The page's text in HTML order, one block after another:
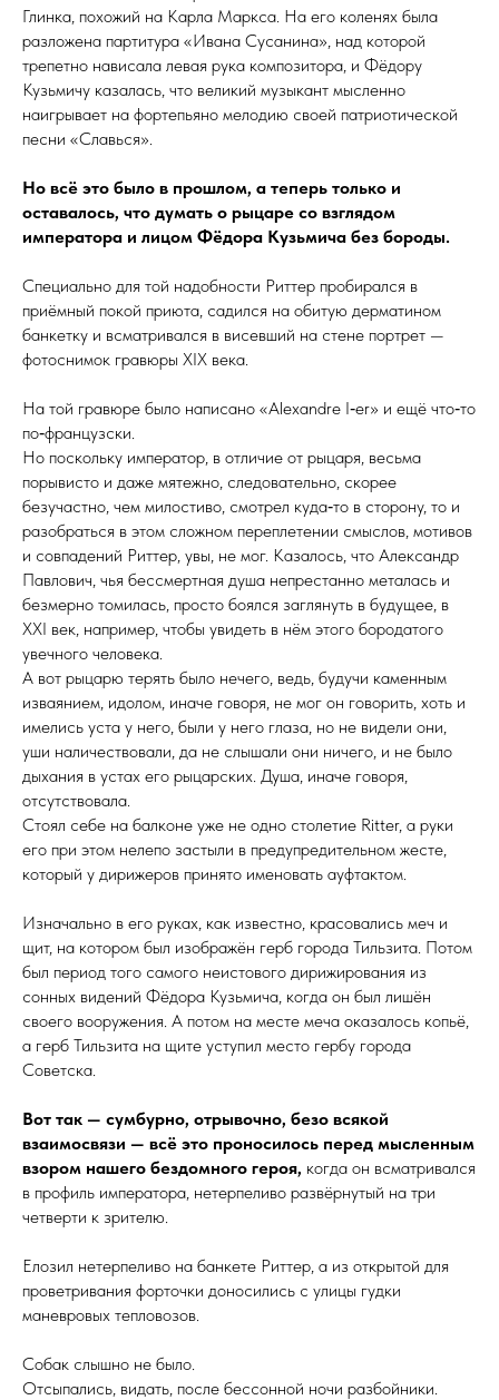
Глинка, похожий на Карла Маркса. На его коленях была
разложена партитура «Ивана Сусанина», над которой
трепетно нависала левая рука композитора, и Фёдору
Кузьмичу казалась, что великий музыкант мысленно
наигрывает на фортепьяно мелодию своей патриотической
песни «Славься».
Но всё это было в прошлом, а теперь только и
оставалось, что думать о рыцаре со взглядом
императора и лицом Фёдора Кузьмича без бороды.
Специально для той надобности Риттер пробирался в
приёмный покой приюта, садился на обитую дерматином
банкетку и всматривался в висевший на стене портрет —
фотоснимок гравюры XIX века.
На той гравюре было написано «Alexandre I‑er» и ещё что‑то
по‑французски.
Но поскольку император, в отличие от рыцаря, весьма
порывисто и даже мятежно, следовательно, скорее
безучастно, чем милостиво, смотрел куда‑то в сторону, то и
разобраться в этом сложном переплетении смыслов, мотивов
и совпадений Риттер, увы, не мог. Казалось, что Александр
Павлович, чья бессмертная душа непрестанно металась и
безмерно томилась, просто боялся заглянуть в будущее, в
XXI век, например, чтобы увидеть в нём этого бородатого
увечного человека.
А вот рыцарю терять было нечего, ведь, будучи каменным
изваянием, идолом, иначе говоря, не мог он говорить, хоть и
имелись уста у него, были у него глаза, но не видели они,
уши наличествовали, да не слышали они ничего, и не было
дыхания в устах его рыцарских. Душа, иначе говоря,
отсутствовала.
Стоял себе на балконе уже не одно столетие Ritter, а руки
его при этом нелепо застыли в предупредительном жесте,
который у дирижеров принято именовать ауф­тактом.
Изначально в его руках, как известно, красовались меч и
щит, на котором был изображён герб города Тильзита. Потом
был период того самого неистового дирижирования из
сонных видений Фёдора Кузьмича, когда он был лишён
своего вооружения. А потом на месте меча оказалось копьё,
а герб Тильзита на щите уступил место гербу города
Советска.
Вот так — сумбурно, отрывочно, безо всякой
взаимосвязи — всё это проносилось перед мысленным
взором нашего бездомного героя, когда он всматривался
в профиль императора, нетерпеливо развёрнутый на три
четверти к зрителю.
Елозил нетерпеливо на банкете Риттер, а из открытой для
проветривания форточки доносились с улицы гудки
маневровых тепловозов.
Собак слышно не было.
Отсыпались, видать, после бессонной ночи разбойники.